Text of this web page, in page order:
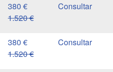
380 €
1.520 €
380 €
1.520 €